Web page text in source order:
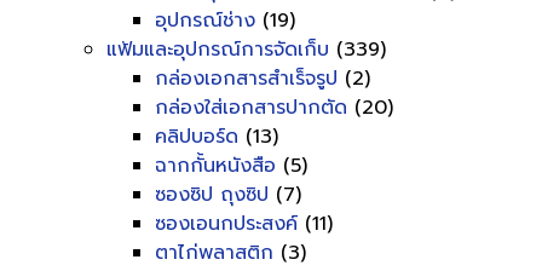
อุปกรณ์ช่าง (19)
แฟ้มและอุปกรณ์การจัดเก็บ (339)
กล่องเอกสารสำเร็จรูป (2)
กล่องใส่เอกสารปากตัด (20)
คลิปบอร์ด (13)
ฉากกั้นหนังสือ (5)
ซองซิป ถุงซิป (7)
ซองเอนกประสงค์ (11)
ตาไก่พลาสติก (3)